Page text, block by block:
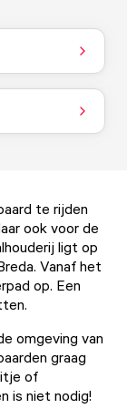
te rijden
ook voor de
ligt op
Vanaf het
op. Een
omgeving van
graag
of
is niet nodig!